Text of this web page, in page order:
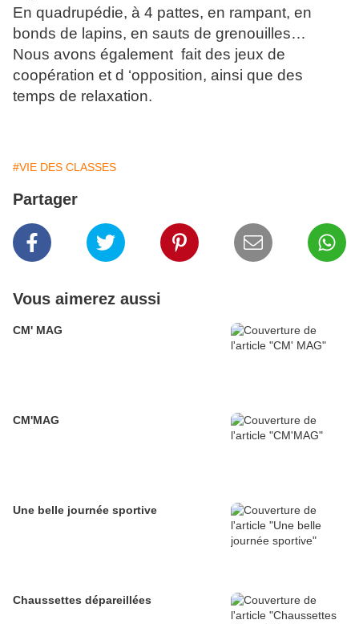
En quadrupédie, à 4 pattes, en rampant, en
bonds de lapins, en sauts de grenouilles…
Nous avons également fait des jeux de
coopération et d ‘opposition, ainsi que des
temps de relaxation.
#VIE DES CLASSES
Partager
Vous aimerez aussi
CM' MAG
CM'MAG
Une belle journée sportive
Chaussettes dépareillées